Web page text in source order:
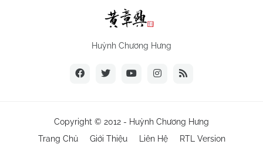
Huỳnh Chương Hưng
Copyright © 2012 - Huỳnh Chương Hưng
Trang Chủ
Giới Thiệu Liên Hệ RTL Version